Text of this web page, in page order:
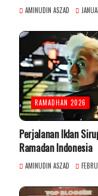
AMINUDIN ASZAD
RAMADHAN 2026
Perjalanan Iklan
Ramadan Indonesia
AMINUDIN ASZAD